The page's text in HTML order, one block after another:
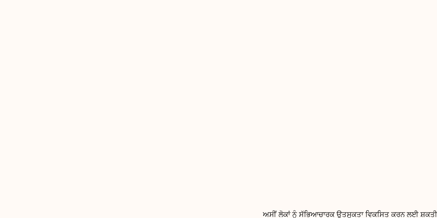
ਅਸੀਂ ਲੋਕਾਂ ਨੂੰ ਸੱਭਿਆਚਾਰਕ ਉਤਸੁਕਤਾ ਵਿਕਸਿਤ ਕਰਨ ਲਈ ਸ਼ਕਤੀ